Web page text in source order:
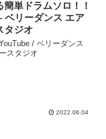
簡単ドラムソロ！！
ベリーダンス エア
タジオ
/ ベリーダンス
スタジオ
2022.06.04